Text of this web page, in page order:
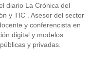
diario La Crónica del
y TIC . Asesor del sector
y conferencista en
digital y modelos
y privadas.